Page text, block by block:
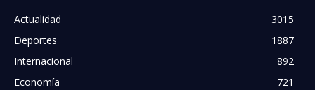
Actualidad
3015
Deportes
1887
Internacional
892
Economía
721